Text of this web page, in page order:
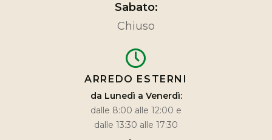
Sabato:
Chiuso
ARREDO ESTERNI
da Lunedì a Venerdì:
dalle 8:00 alle 12:00 e
dalle 13:30 alle 17:30